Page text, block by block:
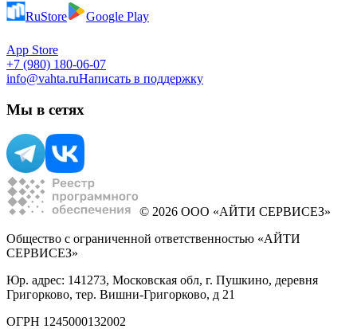
RuStore Google Play
App Store
+7 (980) 180-06-07
info@vahta.ruНаписать в поддержку
Мы в сетях
© 2026 ООО «АЙТИ СЕРВИСЕЗ»
Общество с ограниченной ответственностью «АЙТИ
СЕРВИСЕЗ»
Юр. адрес: 141273, Московская обл, г. Пушкино, деревня
Григорково, тер. Вишни-Григорково, д 21
ОГРН 1245000132002